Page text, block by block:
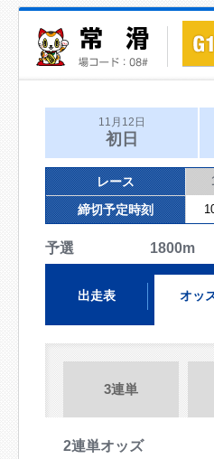
11月12日
初日
レース
締切予定時刻
予選 1800m
出走表 オッ
3連単
2連単オッズ